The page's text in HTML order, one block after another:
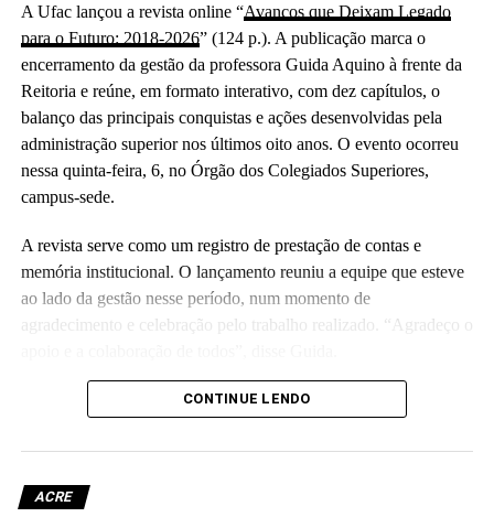
A Ufac lançou a revista online “Avanços que Deixam Legado
para o Futuro: 2018-2026” (124 p.). A publicação marca o
encerramento da gestão da professora Guida Aquino à frente da
Reitoria e reúne, em formato interativo, com dez capítulos, o
balanço das principais conquistas e ações desenvolvidas pela
administração superior nos últimos oito anos. O evento ocorreu
nessa quinta-feira, 6, no Órgão dos Colegiados Superiores,
campus-sede.
A revista serve como um registro de prestação de contas e
memória institucional. O lançamento reuniu a equipe que esteve
ao lado da gestão nesse período, num momento de
agradecimento e celebração pelo trabalho realizado. “Agradeço o
(Camila Barbosa, estagiária Ascom/Ufac)
CONTINUE LENDO
ACRE